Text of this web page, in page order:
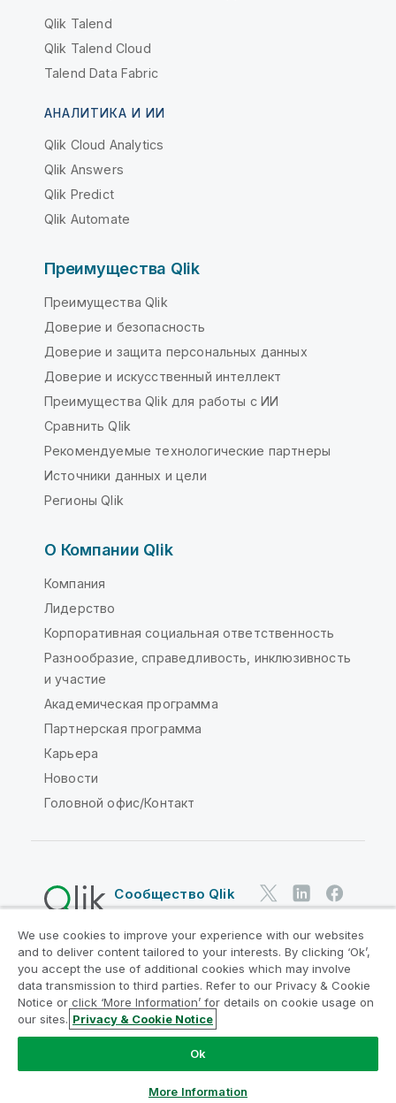
Qlik Talend
Qlik Talend Cloud
Talend Data Fabric
АНАЛИТИКА И ИИ
Qlik Cloud Analytics
Qlik Answers
Qlik Predict
Qlik Automate
Преимущества Qlik
Преимущества Qlik
Доверие и безопасность
Доверие и защита персональных данных
Доверие и искусственный интеллект
Преимущества Qlik для работы с ИИ
Сравнить Qlik
Рекомендуемые технологические партнеры
Источники данных и цели
Регионы Qlik
О Компании Qlik
Компания
Лидерство
Корпоративная социальная ответственность
Разнообразие, справедливость, инклюзивность
и участие
Академическая программа
Партнерская программа
Карьера
Новости
Головной офис/Контакт
Сообщество Qlik
Юридические соглашения
Условия использования продуктов
Legal Policies
Юридические положения
Условия использования
Товарные знаки
Do Not Share My Info
© QlikTech International AB, 1993-2026. Все права
We use cookies to improve your experience with our websites
and to deliver content tailored to your interests. By clicking ‘Ok’,
you accept the use of additional cookies which may involve
data transmission to third parties. Refer to our Privacy & Cookie
Notice or click ‘More Information’ for details on cookie usage on
our sites. Privacy & Cookie Notice
Ok
More Information